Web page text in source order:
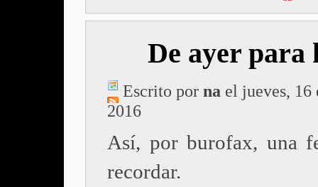
De ayer para
Escrito por na el jueves, 16
2016
Así, por burofax, una
recordar.